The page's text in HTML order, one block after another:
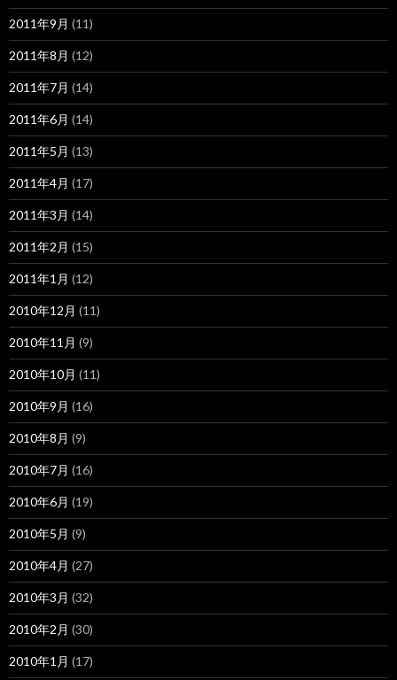
2011年9月 (11)
2011年8月 (12)
2011年7月 (14)
2011年6月 (14)
2011年5月 (13)
2011年4月 (17)
2011年3月 (14)
2011年2月 (15)
2011年1月 (12)
2010年12月 (11)
2010年11月 (9)
2010年10月 (11)
2010年9月 (16)
2010年8月 (9)
2010年7月 (16)
2010年6月 (19)
2010年5月 (9)
2010年4月 (27)
2010年3月 (32)
2010年2月 (30)
2010年1月 (17)